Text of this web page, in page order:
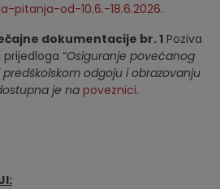
pitanja-od-10.6.-18.6.2026.
dokumentacije br. 1 Poziva
“Osiguranje povećanog
odgoju i obrazovanju
je na poveznici.